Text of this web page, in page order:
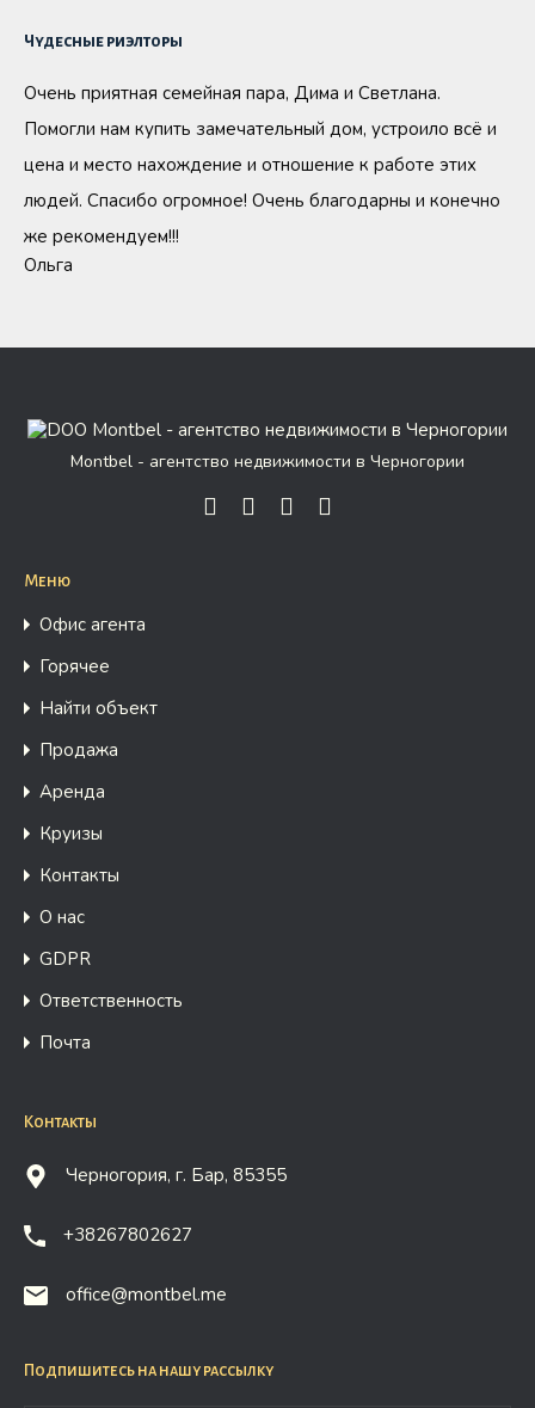
Чудесные риэлторы
Очень приятная семейная пара, Дима и Светлана.
Помогли нам купить замечательный дом, устроило всё и
цена и место нахождение и отношение к работе этих
людей. Спасибо огромное! Очень благодарны и конечно
же рекомендуем!!!
Ольга
Montbel - агентство недвижимости в Черногории
Меню
Офис агента
Горячее
Найти объект
Продажа
Аренда
Круизы
Контакты
О нас
GDPR
Ответственность
Почта
Контакты
Черногория, г. Бар, 85355
+38267802627
office@montbel.me
Подпишитесь на нашу рассылку